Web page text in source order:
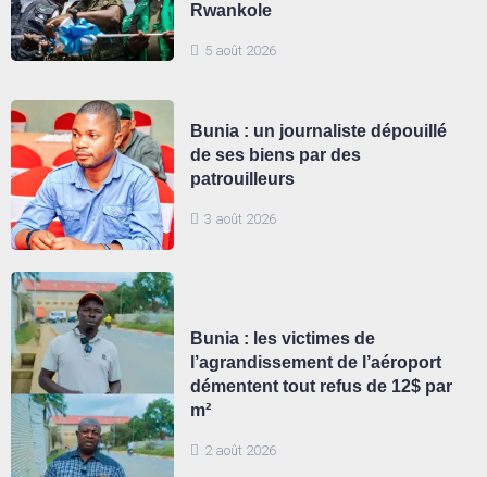
5 août 2026
Rwankole
3 août 2026
Bunia : un journaliste dépouillé
de ses biens par des
patrouilleurs
2 août 2026
Bunia : les victimes de
l’agrandissement de l’aéroport
démentent tout refus de 12$ par
m²